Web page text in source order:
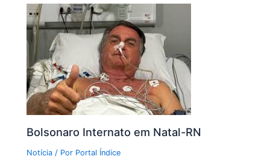
Bolsonaro Internato em Natal-RN
Notícia / Por Portal Índice